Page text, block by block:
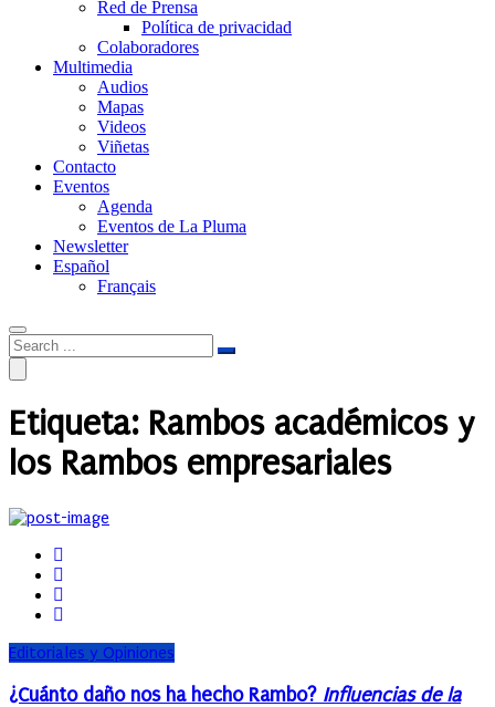
Red de Prensa
Política de privacidad
Colaboradores
Multimedia
Audios
Mapas
Videos
Viñetas
Contacto
Eventos
Agenda
Eventos de La Pluma
Newsletter
Español
Français
Etiqueta: Rambos académicos y
los Rambos empresariales
Editoriales y Opiniones
¿Cuánto daño nos ha hecho Rambo? Influencias de la